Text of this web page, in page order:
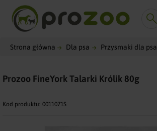
Strona główna Dla psa Przysmaki dla psa
Prozoo FineYork Talarki Królik 80g
Kod produktu: 0011071S